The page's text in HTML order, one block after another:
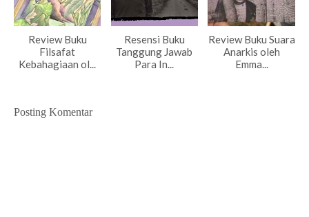
Review Buku
Filsafat
Kebahagiaan ol...
Resensi Buku
Tanggung Jawab
Para In...
Review Buku Suara
Anarkis oleh
Emma...
Posting Komentar